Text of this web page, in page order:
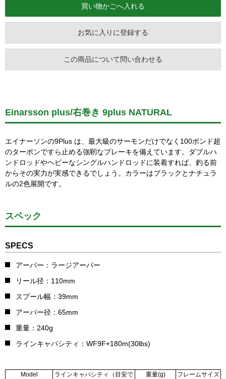
お気に入りに登録する
この商品について問い合わせる
Einarsson plus/右巻き 9plus NATURAL
エイナーソンの9Plus は、最大級のサーモンだけでなく100ポンド超
のターポンですら止める強靭なブレーキを備えています。ダブルハ
ンドロッドやヘビーなシングルハンドロッドに装着すれば、釣る前
からその実力が実感できるでしょう。カラーはブラックとナチュラ
ルの2色展開です。
スペック
SPECS
アーバー：ラージアーバー
リール径：110mm
スプール幅：39mm
アーバー径：65mm
重量：240g
ラインキャパシティ：WF9F+180m(30lbs)
Model ラインキャパシティ（目安で 重量(g) フレームサイズ